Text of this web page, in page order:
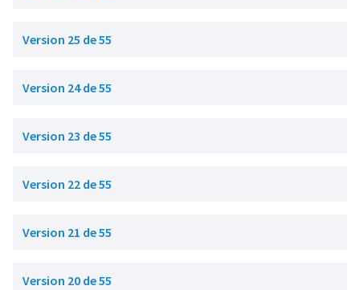
Version 25 de 55
Version 24 de 55
Version 23 de 55
Version 22 de 55
Version 21 de 55
Version 20 de 55